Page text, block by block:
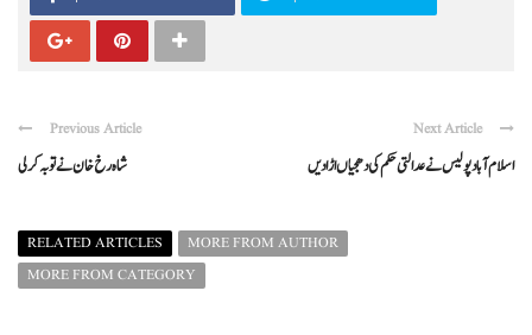
Previous Article
شاہ رخ خان نے توبہ کر لی
Next Article
اسلام آباد پولیس نے عدالتی حکم کی دھجیاں اڑا دیں
RELATED ARTICLES
MORE FROM AUTHOR
MORE FROM CATEGORY